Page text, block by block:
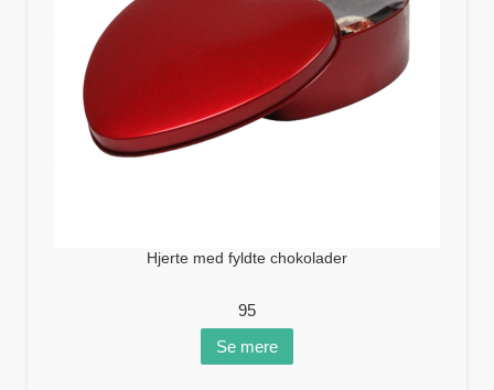
Hjerte med fyldte chokolader
95
Se mere